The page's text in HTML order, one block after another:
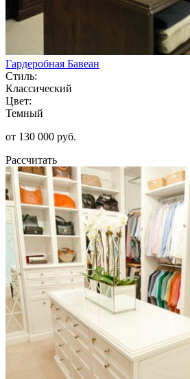
Гардеробная Бавеан
Стиль:
Классический
Цвет:
Темный
от 130 000 руб.
Рассчитать